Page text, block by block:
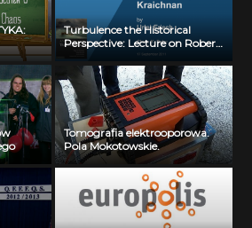
Turbulence the Historical
Perspective: Lecture on Robert
Harry Kraichnan by Uriel Frish
(17.09.2011)
Tomografia elektrooporowa.
Pola Mokotowskie.